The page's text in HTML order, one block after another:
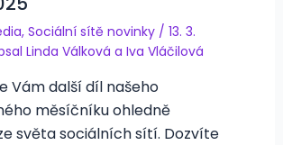
, Sociální sítě novinky/ 13. 3.
Linda Válková a Iva Vláčilová
Vám další díl našeho
měsíčníku ohledně
světa sociálních sítí. Dozvíte